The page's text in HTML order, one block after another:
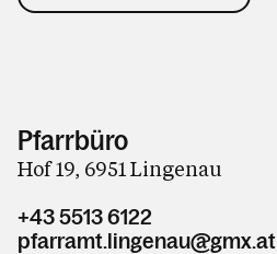
Pfarrbüro
Hof 19, 6951 Lingenau
+43 5513 6122
pfarramt.lingenau@gmx.at